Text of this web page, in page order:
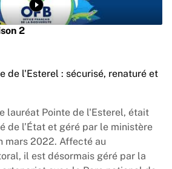
2
Lire la vidéo
de l'Esterel : sécurisé, renaturé et
lauréat Pointe de l'Esterel, était
de l’État et géré par le ministère
mars 2022. Affecté au
, il est désormais géré par la